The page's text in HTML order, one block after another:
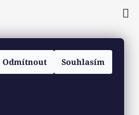
Odmítnout Souhlasím